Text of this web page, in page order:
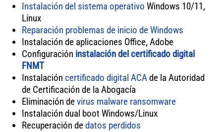
Instalación del sistema operativo Windows 10/11,
Linux
Reparación problemas de inicio de Windows
Instalación de aplicaciones Office, Adobe
Configuración instalación del certificado digital
FNMT
Instalación certificado digital ACAde la Autoridad
de Certificación de la Abogacía
Eliminación devirus malware ransomware
Instalación dual boot Windows/Linux
Recuperación dedatos perdidos